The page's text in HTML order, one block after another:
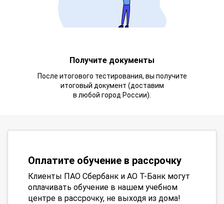
Получите документы
После итогового тестирования, вы получите
итоговый документ (доставим
в любой город России).
Оплатите обучение в рассрочку
Клиенты ПАО Сбербанк и АО Т-Банк могут
оплачивать обучение в нашем учебном
центре в рассрочку, не выходя из дома!